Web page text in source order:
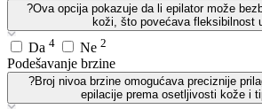
?Ova opcija pokazuje da li epilator može
koži, što povećava fleksibilnost
Da 4 Ne 2
Podešavanje brzine
?Broj nivoa brzine omogućava preciznije
epilacije prema osetljivosti kože i